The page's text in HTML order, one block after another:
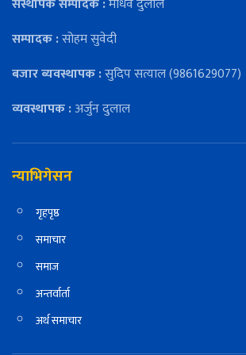
संस्थापक सम्पादक :माधव दुलाल
सम्पादक :सोहम सुवेदी
बजार ब्यवस्थापक :सुदिप सत्याल (9861629077)
व्यवस्थापक :अर्जुन दुलाल
न्याभिगेसन
गृहपृष्ठ
समाचार
समाज
अन्तर्वार्ता
अर्थ समाचार